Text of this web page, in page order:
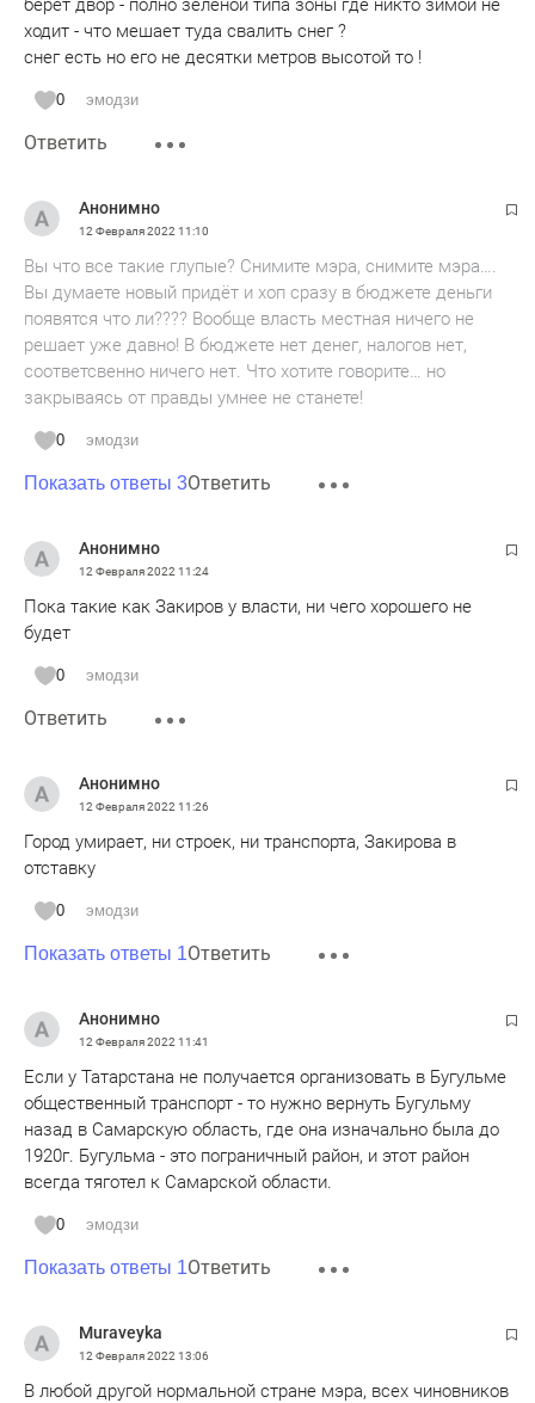
берет двор - полно зеленой типа зоны где никто зимой не
ходит - что мешает туда свалить снег ?
снег есть но его не десятки метров высотой то !
0 эмодзи
Ответить
Анонимно
12 Февраля 2022 11:10
Вы что все такие глупые? Снимите мэра, снимите мэра….
Вы думаете новый придёт и хоп сразу в бюджете деньги
появятся что ли???? Вообще власть местная ничего не
решает уже давно! В бюджете нет денег, налогов нет,
соответсвенно ничего нет. Что хотите говорите… но
закрываясь от правды умнее не станете!
0 эмодзи
Показать ответы 3Ответить
Анонимно
12 Февраля 2022 11:24
Пока такие как Закиров у власти, ни чего хорошего не
будет
0 эмодзи
Ответить
Анонимно
12 Февраля 2022 11:26
Город умирает, ни строек, ни транспорта, Закирова в
отставку
0 эмодзи
Показать ответы 1Ответить
Анонимно
12 Февраля 2022 11:41
Если у Татарстана не получается организовать в Бугульме
общественный транспорт - то нужно вернуть Бугульму
назад в Самарскую область, где она изначально была до
1920г. Бугульма - это пограничный район, и этот район
всегда тяготел к Самарской области.
0 эмодзи
Показать ответы 1Ответить
Muraveyka
12 Февраля 2022 13:06
В любой другой нормальной стране мэра, всех чиновников